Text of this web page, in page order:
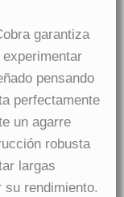
garantiza
pensando
perfectamente
un agarre
robusta
largas
rendimiento.